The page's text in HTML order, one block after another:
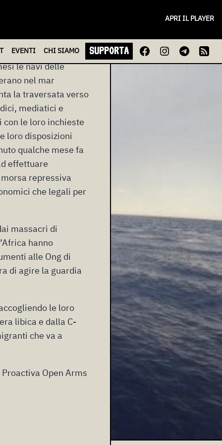
APRI IL PLAYER
EVENTI CHISIAMO SUPPORTA
Ong accusate più o
e di
le navi delle
nel mar
la traversata verso
mediatici e
con le loro inchieste
loro disposizioni
qualche mese fa
effettuare
repressiva
che legali per
massacri di
hanno
alle Ong di
di agire la guardia
le loro
libica e dalla C-
che va a
Proactiva Open Arms